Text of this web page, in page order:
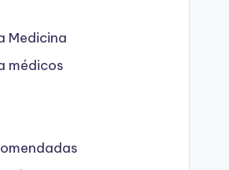
Medicina
médicos